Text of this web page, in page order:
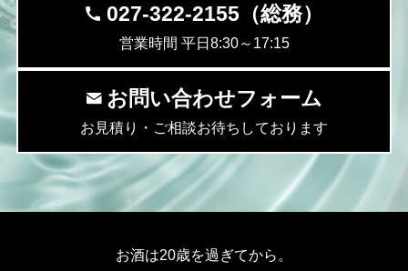
027-322-2155（総務）
営業時間 平日8:30～17:15
お問い合わせフォーム
お見積り・ご相談お待ちしております
お酒は20歳を過ぎてから。